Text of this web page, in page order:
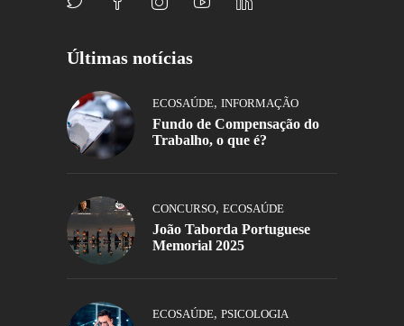
Últimas notícias
ECOSAÚDE, INFORMAÇÃO
Fundo de Compensação do
Trabalho, o que é?
CONCURSO, ECOSAÚDE
João Taborda Portuguese
Memorial 2025
ECOSAÚDE, PSICOLOGIA